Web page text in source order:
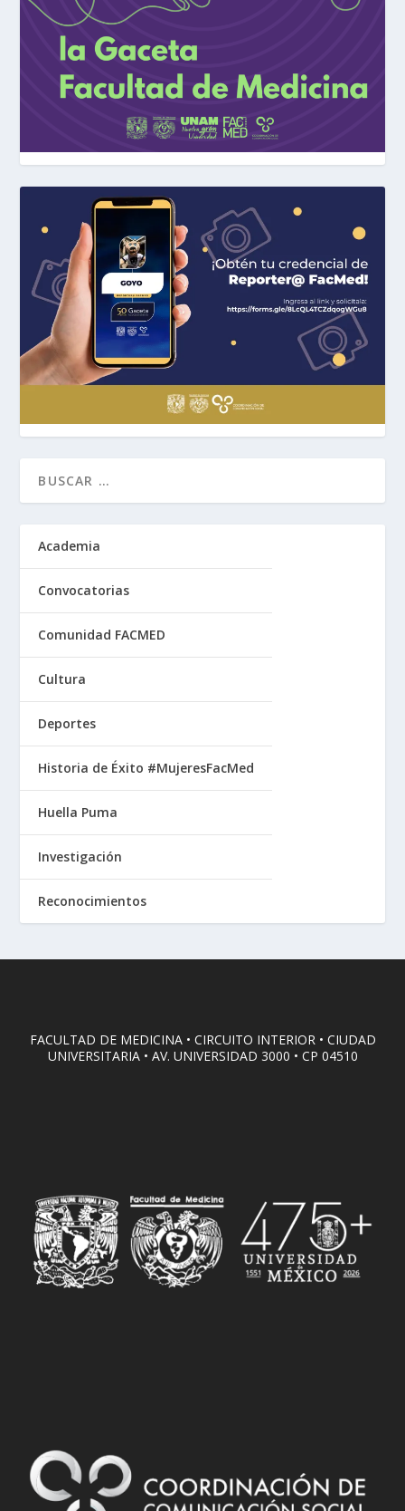
Academia
Convocatorias
Comunidad FACMED
Cultura
Deportes
Historia de Éxito #MujeresFacMed
Huella Puma
Investigación
Reconocimientos
FACULTAD DE MEDICINA • CIRCUITO INTERIOR • CIUDAD
UNIVERSITARIA • AV. UNIVERSIDAD 3000 • CP 04510